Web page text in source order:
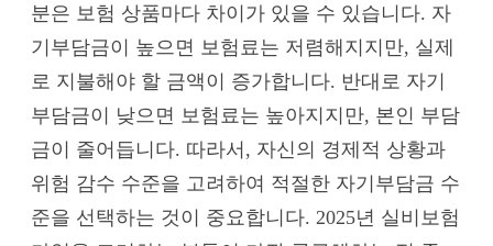
분은 보험 상품마다 차이가 있을 수 있습니다. 자
기부담금이 높으면 보험료는 저렴해지지만, 실제
로 지불해야 할 금액이 증가합니다. 반대로 자기
부담금이 낮으면 보험료는 높아지지만, 본인 부담
금이 줄어듭니다. 따라서, 자신의 경제적 상황과
위험 감수 수준을 고려하여 적절한 자기부담금 수
준을 선택하는 것이 중요합니다. 2025년 실비보험